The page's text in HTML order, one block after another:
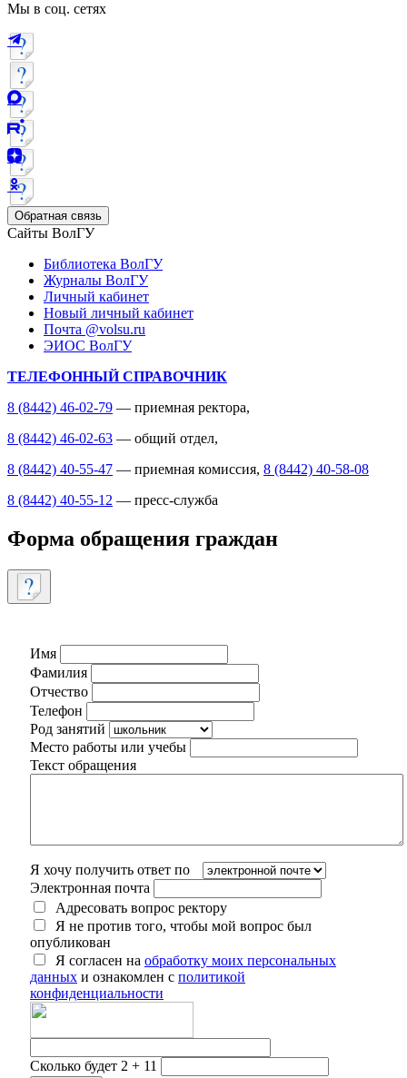
Мы в соц. сетях
Обратная связь
Сайты ВолГУ
Библиотека ВолГУ
Журналы ВолГУ
Личный кабинет
Новый личный кабинет
Почта @volsu.ru
ЭИОС ВолГУ
ТЕЛЕФОННЫЙ СПРАВОЧНИК
8 (8442) 46-02-79 — приемная ректора,
8 (8442) 46-02-63 — общий отдел,
8 (8442) 40-55-47 — приемная комиссия, 8 (8442) 40-58-08
8 (8442) 40-55-12 — пресс-служба
Форма обращения граждан
Имя
Фамилия
Отчество
Телефон
Род занятий
Место работы или учебы
Текст обращения
Я хочу получить ответ по
Электронная почта
Адресовать вопрос ректору
Я не против того, чтобы мой вопрос был
опубликован
Я согласен на обработку моих персональных
данных и ознакомлен с политикой
конфиденциальности
Сколько будет 2 + 11